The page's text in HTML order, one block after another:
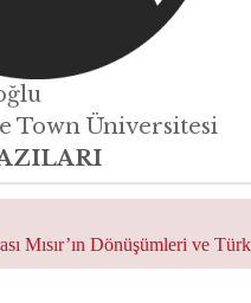
Town Üniversitesi
Mısır’ın Dönüşümleri ve